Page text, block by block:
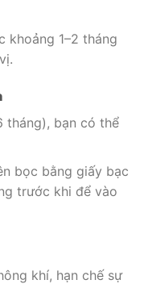
khoảng 1–2 tháng
tháng), bạn có thể
bọc bằng giấy bạc
trước khi để vào
khí, hạn chế sự